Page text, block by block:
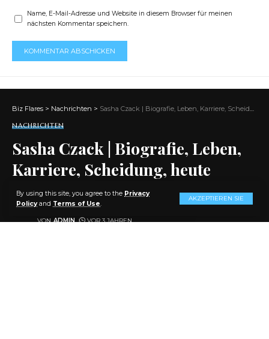
By using this site, you agree to the Privacy
Policyand Terms of Use.
AKZEPTIEREN SIE
Name, E-Mail-Adresse und Website in diesem Browser für meinen
nächsten Kommentar speichern.
Biz Flares > Nachrichten > Sasha Czack | Biografie, Leben, Karriere, Scheidung, heute
NACHRICHTEN
Sasha Czack | Biografie, Leben,
Karriere, Scheidung, heute
VON ADMIN VOR 3 JAHREN
AKTIE 11 MIN. LESEN